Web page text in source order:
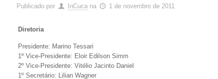
Publicado por InCuca na 1 de novembro de 2011
Diretoria
Presidente: Marino Tessari
1º Vice-Presidente: Eloir Edilson Simm
2º Vice-Presidente: Vitélio Jacinto Daniel
1º Secretário: Lilian Wagner